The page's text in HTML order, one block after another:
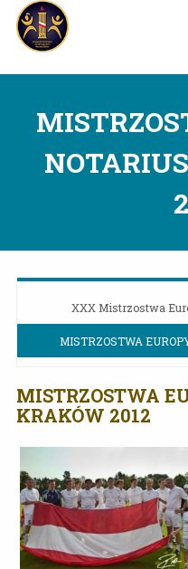
XXX Mistrzostwa
MISTRZOSTWA
MISTRZOSTWA
KRAKÓW 2012